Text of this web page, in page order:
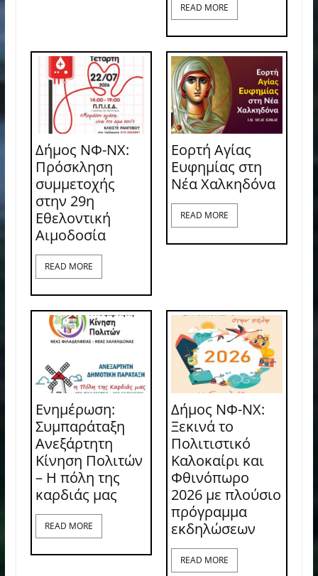
READ MORE
Δήμος ΝΦ-ΝΧ:
Πρόσκληση
συμμετοχής
στην 29η
Εθελοντική
Αιμοδοσία
READ MORE
Εορτή Αγίας
Ευφημίας στη
Νέα Χαλκηδόνα
READ MORE
Ενημέρωση:
Συμπαράταξη
Ανεξάρτητη
Κίνηση Πολιτών
– Η πόλη της
καρδιάς μας
READ MORE
Δήμος ΝΦ-ΝΧ:
Ξεκινά το
Πολιτιστικό
Καλοκαίρι και
Φθινόπωρο
2026 με πλούσιο
πρόγραμμα
εκδηλώσεων
READ MORE